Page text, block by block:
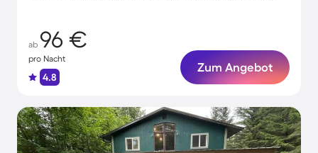
ab 96 €
pro Nacht
4.8
Zum Angebot